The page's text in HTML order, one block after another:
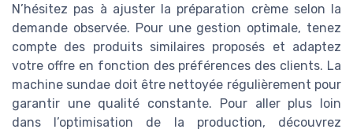
N’hésitez pas à ajuster la préparation crème selon la
demande observée. Pour une gestion optimale, tenez
compte des produits similaires proposés et adaptez
votre offre en fonction des préférences des clients. La
machine sundae doit être nettoyée régulièrement pour
garantir une qualité constante. Pour aller plus loin
dans l’optimisation de la production, découvrez